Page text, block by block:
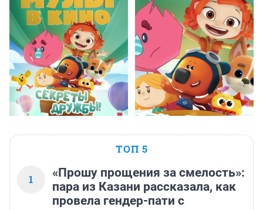
ТОП 5
1
«Прошу прощения за смелость»:
пара из Казани рассказала, как
провела гендер-пати с